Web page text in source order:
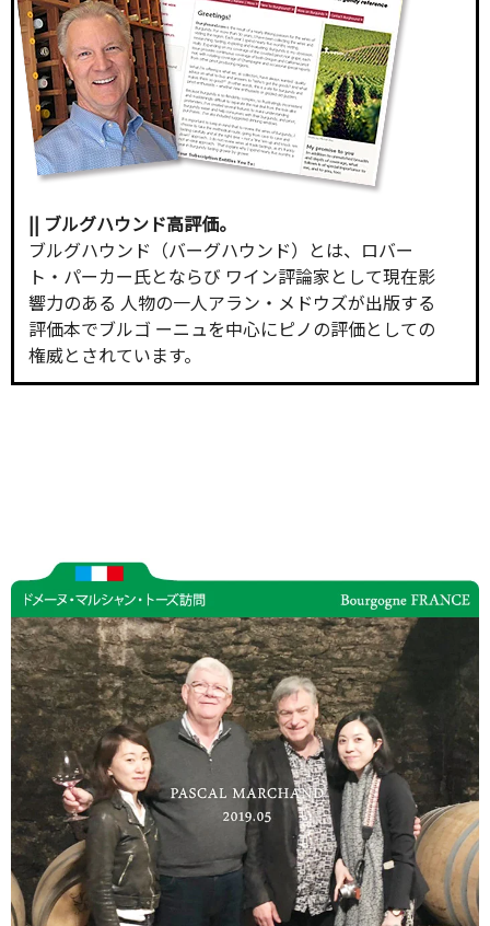
|| ブルグハウンド高評価。
ブルグハウンド（バーグハウンド）とは、ロバー
ト・パーカー氏とならび ワイン評論家として現在影
響力のある 人物の一人アラン・メドウズが出版する
評価本でブルゴ ーニュを中心にピノの評価としての
権威とされています。